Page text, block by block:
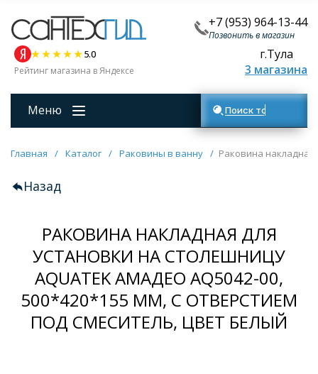
+7 (953) 964-13-44
Позвонить в магазин
5.0
Рейтинг магазина в Яндексе
г.Тула
3 магазина
Меню Поиск товаров
Главная / Каталог / Раковины в ванну / Раковина накладная
Назад
РАКОВИНА НАКЛАДНАЯ ДЛЯ
УСТАНОВКИ НА СТОЛЕШНИЦУ
AQUATEK АМАДЕО AQ5042-00,
500*420*155 ММ, С ОТВЕРСТИЕМ
ПОД СМЕСИТЕЛЬ, ЦВЕТ БЕЛЫЙ